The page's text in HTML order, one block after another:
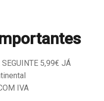
5,99€ JÁ
IVA